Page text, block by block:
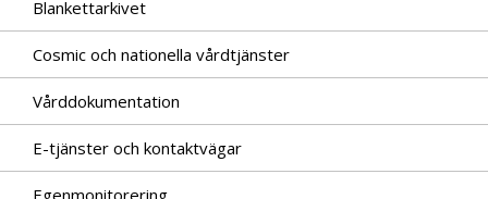
Blankettarkivet
Cosmic och nationella vårdtjänster
Vårddokumentation
E-tjänster och kontaktvägar
Egenmonitorering